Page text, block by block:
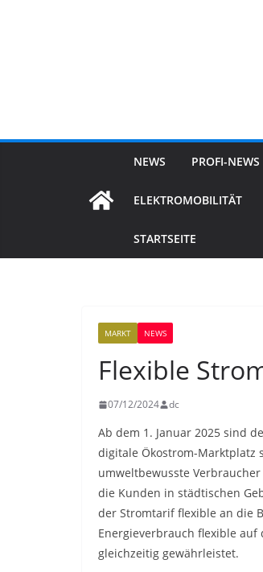
NEWS PROFI-NEWS
ELEKTROMOBILITÄT
STARTSEITE
MARKT NEWS
Flexible
07/12/2024 dc
Ab dem 1. Januar 2025 sind
digitale Ökostrom-Marktplatz
umweltbewusste
die Kunden in städtischen
der Stromtarif flexible an die
Energieverbrauch flexible
gleichzeitig gewährleistet.